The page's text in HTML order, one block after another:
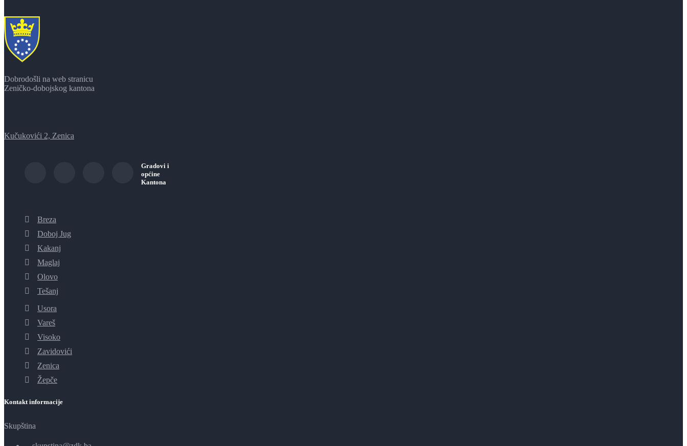
Dobrodošli na web stranicu
Zeničko-dobojskog kantona
Kučukovići 2, Zenica
Gradovi i
općine
Kantona
Breza
Doboj Jug
Kakanj
Maglaj
Olovo
Tešanj
Usora
Vareš
Visoko
Zavidovići
Zenica
Žepče
Kontakt informacije
Skupština